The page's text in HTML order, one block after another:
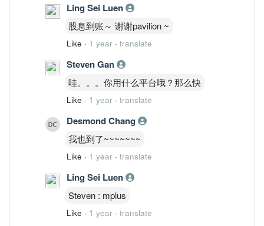
Ling Sei Luen
股息到账～ 谢谢pavilion ~
Like · 1 year · translate
Steven Gan
哇。。。你用什么平台哦？那么快
Like · 1 year · translate
Desmond Chang
我也到了~~~~~~~
Like · 1 year · translate
Ling Sei Luen
Steven : mplus
Like · 1 year · translate